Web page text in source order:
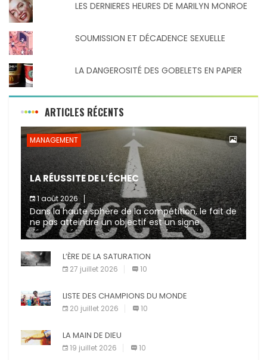
LES DERNIERES HEURES DE MARILYN MONROE
SOUMISSION ET DÉCADENCE SEXUELLE
LA DANGEROSITÉ DES GOBELETS EN PAPIER
ARTICLES RÉCENTS
MANAGEMENT
LA RÉUSSITE DE L’ÉCHEC
1 août 2026
Dans la haute sphère de la compétition, le fait de
ne pas atteindre un objectif est un signe
d’incompétence et une source de sanctions
diverses (avertissement, […]
L’ÈRE DE LA SATURATION
27 juillet 2026 10
LISTE DES CHAMPIONS DU MONDE
20 juillet 2026 10
LA MAIN DE DIEU
19 juillet 2026 10